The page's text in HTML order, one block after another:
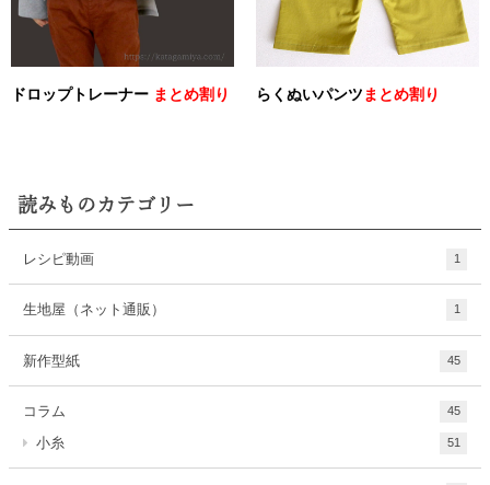
読みものカテゴリー
レシピ動画 1
生地屋（ネット通販） 1
新作型紙 45
コラム 45
小糸 51